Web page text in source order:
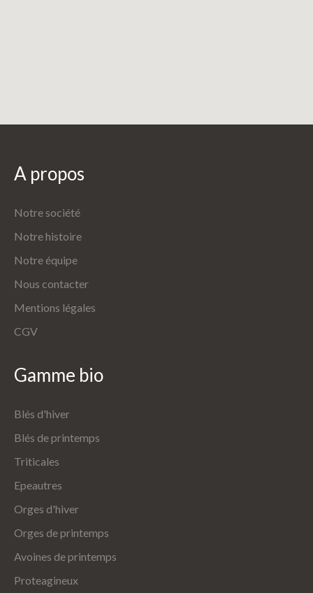
A propos
Notre société
Notre histoire
Notre équipe
Nous contacter
Mentions légales
CGV
Gamme bio
Blés d'hiver
Blés de printemps
Triticales
Epeautres
Orges d'hiver
Orges de printemps
Avoines de printemps
Proteagineux